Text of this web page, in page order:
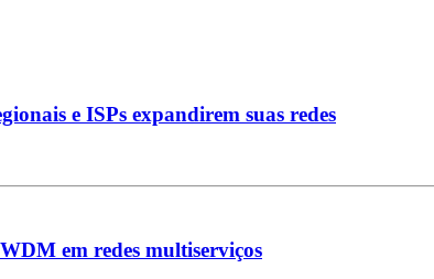
e ISPs expandirem suas redes
em redes multiserviços